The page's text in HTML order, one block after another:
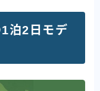
泊2日モデ